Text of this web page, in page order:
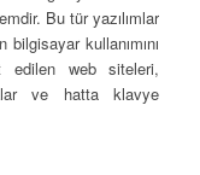
Bu tür yazılımlar
bilgisayar kullanımını
edilen web siteleri,
ve hatta klavye